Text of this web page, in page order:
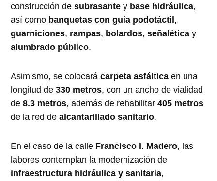
construcción desubrasante y base hidráulica,
así como banquetas con guía podotáctil,
guarniciones, rampas, bolardos,señalética y
alumbrado público.
Asimismo, se colocarácarpeta asfáltica en una
longitud de330 metros, con un ancho de vialidad
de8.3 metros, además de rehabilitar405 metros
de la red dealcantarillado sanitario.
En el caso de la calle Francisco I. Madero, las
labores contemplan la modernización de
infraestructura hidráulica y sanitaria,